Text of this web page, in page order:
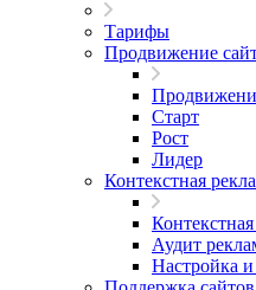
Тарифы
Продвижение
Старт
Рост
Лидер
Контекстная
Аудит
Настройка